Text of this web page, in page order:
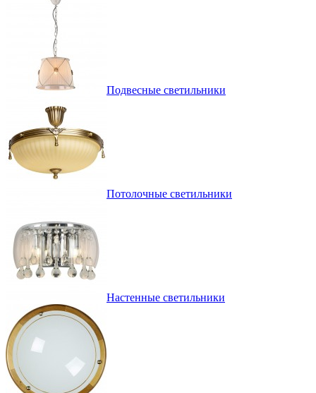
Подвесные светильники
Потолочные светильники
Настенные светильники